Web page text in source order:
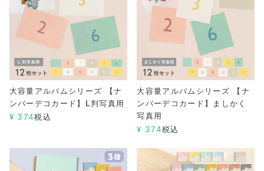
大容量アルバムシリーズ 【ナ
ンバーデコカード】L判写真用
¥ 374税込
大容量アルバムシリーズ 【ナ
ンバーデコカード】ましかく
写真用
¥ 374税込